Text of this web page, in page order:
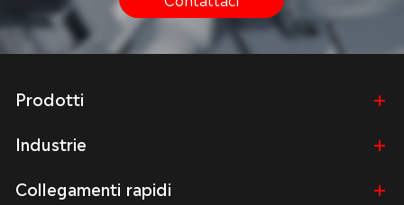
Prodotti
Industrie
Collegamenti rapidi